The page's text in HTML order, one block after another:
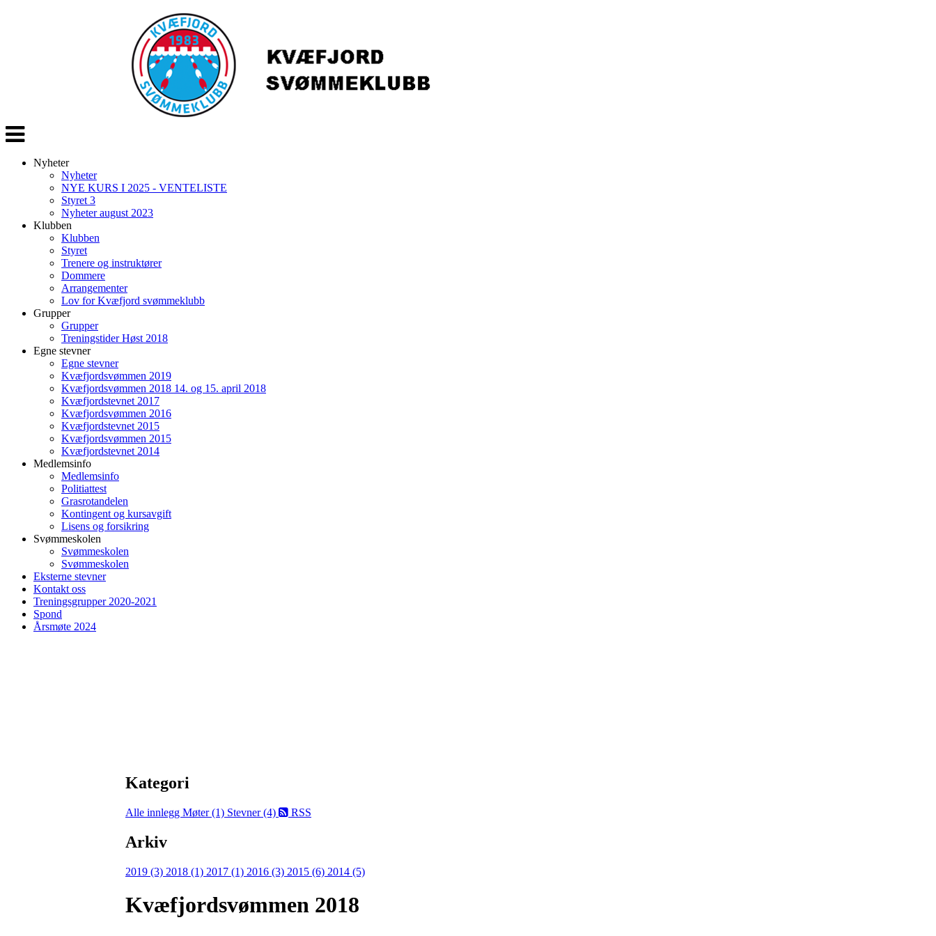
Veksle
navigasjon
Nyheter
Nyheter
NYE KURS I 2025 - VENTELISTE
Styret 3
Nyheter august 2023
Klubben
Klubben
Styret
Trenere og instruktører
Dommere
Arrangementer
Lov for Kvæfjord svømmeklubb
Grupper
Grupper
Treningstider Høst 2018
Egne stevner
Egne stevner
Kvæfjordsvømmen 2019
Kvæfjordsvømmen 2018 14. og 15. april 2018
Kvæfjordstevnet 2017
Kvæfjordsvømmen 2016
Kvæfjordstevnet 2015
Kvæfjordsvømmen 2015
Kvæfjordstevnet 2014
Medlemsinfo
Medlemsinfo
Politiattest
Grasrotandelen
Kontingent og kursavgift
Lisens og forsikring
Svømmeskolen
Svømmeskolen
Svømmeskolen
Eksterne stevner
Kontakt oss
Treningsgrupper 2020-2021
Spond
Årsmøte 2024
Kategori
Alle innlegg Møter (1) Stevner (4) RSS
Arkiv
2019 (3) 2018 (1) 2017 (1) 2016 (3) 2015 (6) 2014 (5)
Kvæfjordsvømmen 2018